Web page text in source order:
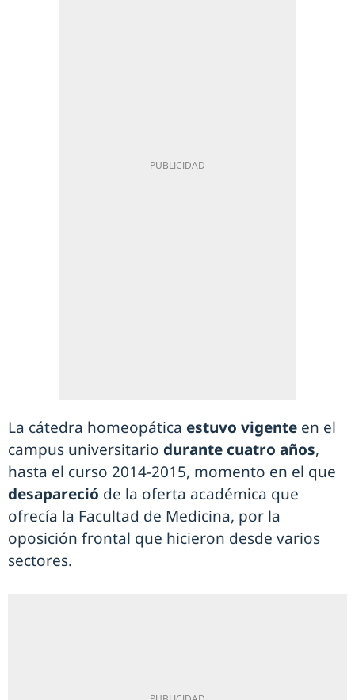
La cátedra homeopática estuvo vigente en el
campus universitario durante cuatro años,
hasta el curso 2014-2015, momento en el que
desapareció de la oferta académica que
ofrecía la Facultad de Medicina, por la
oposición frontal que hicieron desde varios
sectores.